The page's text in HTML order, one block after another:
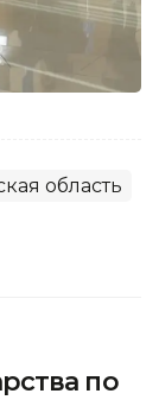
область
по